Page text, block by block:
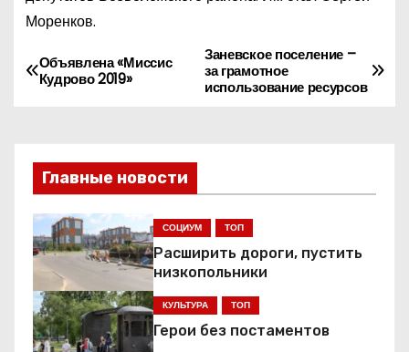
Моренков.
Н
г
а
ц
и
Заневское поселение –
за грамотное
использование ресурсов
Объявлена «Миссис
Кудрово 2019»
Главные новости
СОЦИУМ ТОП
Расширить дороги, пустить
низкопольники
КУЛЬТУРА ТОП
Герои без постаментов